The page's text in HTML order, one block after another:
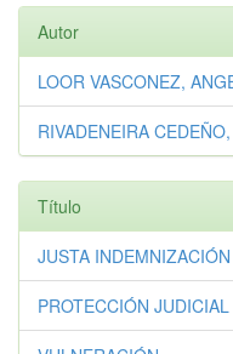
Autor
LOOR VASCONEZ,
RIVADENEIRA
Título
JUSTA INDEMNIZACIÓN
PROTECCIÓN JUDICIAL